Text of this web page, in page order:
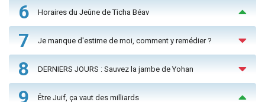
6 Horaires du Jeûne de Ticha Béav
7 Je manque d'estime de moi, comment y remédier ?
8 DERNIERS JOURS : Sauvez la jambe de Yohan
9 Être Juif, ça vaut des milliards